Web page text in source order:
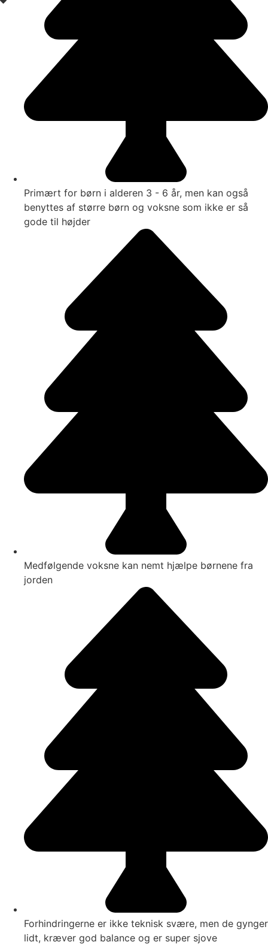
Primært for børn i alderen 3 - 6 år, men kan også
benyttes af større børn og voksne som ikke er så
gode til højder
Medfølgende voksne kan nemt hjælpe børnene fra
jorden
Forhindringerne er ikke teknisk svære, men de gynger
lidt, kræver god balance og er super sjove